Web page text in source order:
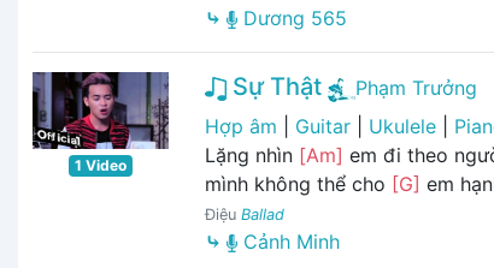
⤷ Dương 565
1 Video
Sự Thật
Phạm Trưởng
Hợp âm
Guitar| Ukulele|
Lặng nhìn [Am] em đi theo
mình không thể cho [G] em
Điệu Ballad
⤷ Cảnh Minh